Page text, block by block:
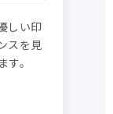
しい印
スを見
。